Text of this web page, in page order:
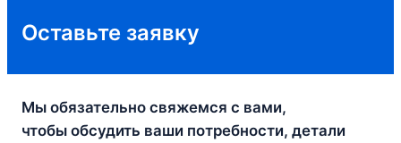
Оставьте заявку
Мы обязательно свяжемся с вами,
чтобы обсудить ваши потребности, детали